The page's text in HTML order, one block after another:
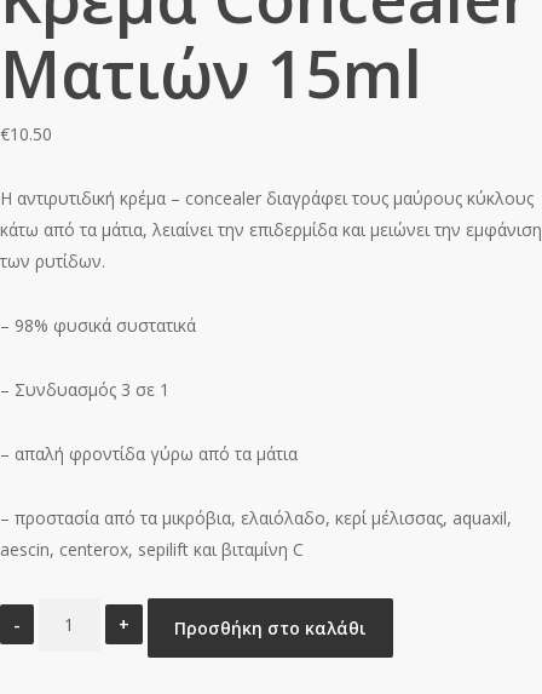
Ματιών 15ml
€10.50
H αντιρυτιδική κρέμα – concealer διαγράφει τους μαύρους κύκλους
κάτω από τα μάτια, λειαίνει την επιδερμίδα και μειώνει την εμφάνιση
των ρυτίδων.
– 98% φυσικά συστατικά
– Συνδυασμός 3 σε 1
– απαλή φροντίδα γύρω από τα μάτια
– προστασία από τα μικρόβια, ελαιόλαδο, κερί μέλισσας, aquaxil,
aescin, centerox, sepilift και βιταμίνη C
Gerovital
Αντιρυτιδική
Προσθήκη στο καλάθι